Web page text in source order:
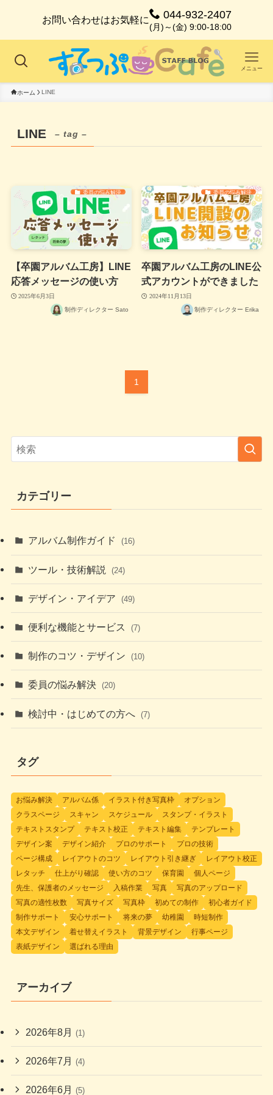
お問い合わせはお気軽に 044-932-2407
(月)～(金) 9:00-18:00
メニュー
ホーム LINE
LINE – tag –
委員の悩み解決
【卒園アルバム工房】LINE
応答メッセージの使い方
2025年6月3日
制作ディレクター Sato
委員の悩み解決
卒園アルバム工房のLINE公
式アカウントができました
2024年11月13日
制作ディレクター Erika
1
カテゴリー
アルバム制作ガイド (16)
ツール・技術解説 (24)
デザイン・アイデア (49)
便利な機能とサービス (7)
制作のコツ・デザイン (10)
委員の悩み解決 (20)
検討中・はじめての方へ (7)
タグ
お悩み解決 アルバム係 イラスト付き写真枠
オプション
クラスページ
スキャン スケジュール
スタンプ・イラスト
テキストスタンプ
テキスト校正 テキスト編集
テンプレート
デザイン案
デザイン紹介 プロのサポート
プロの技術
ページ構成
レイアウトのコツ レイアウト引き継ぎ
レイアウト校正
レタッチ
仕上がり確認 使い方のコツ 保育園
個人ページ
先生、保護者のメッセージ
入稿作業 写真
写真のアップロード
写真の適性枚数
写真サイズ 写真枠 初めての制作
初心者ガイド
制作サポート
安心サポート 将来の夢 幼稚園
時短制作
本文デザイン
着せ替えイラスト 背景デザイン
行事ページ
表紙デザイン
選ばれる理由
アーカイブ
2026年8月 (1)
2026年7月 (4)
2026年6月 (5)